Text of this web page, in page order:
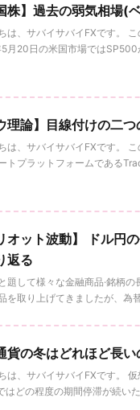
株】過去の弱気相場(
は、サバイサバイFXです。
月20日の米国市場ではSP500
理論】目線付けの二
は、サバイサバイFXです。
トプラットフォームである
オット波動】 ドル円
返る
題して様々な金融商品·銘柄
を取り上げてきましたが、為
貨の冬はどれほど長い
は、サバイサバイFXです。
はどの程度の期間停滞が続い